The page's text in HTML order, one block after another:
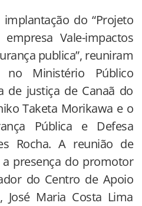
do “Projeto
Vale-impactos
publica”, reuniram
no Ministério Público
de justiça de Canaã do
Taketa Morikawa e o
Pública e Defesa
Rocha. A reunião de
presença do promotor
do Centro de Apoio
José Maria Costa Lima